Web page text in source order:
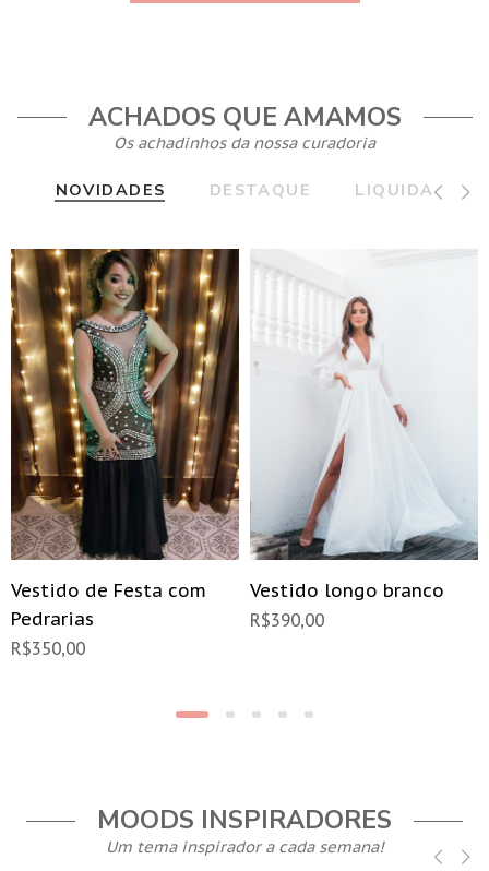
ACHADOS QUE AMAMOS
Os achadinhos da nossa curadoria
NOVIDADES DESTAQUE LIQUIDA
Vestido de Festa com
Pedrarias
R$350,00
Vestido longo branco
R$390,00
MOODS INSPIRADORES
Um tema inspirador a cada semana!